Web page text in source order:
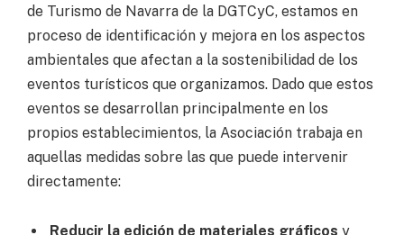
de Turismo de Navarra de la DGTCyC, estamos en
proceso de identificación y mejora en los aspectos
ambientales que afectan a la sostenibilidad de los
eventos turísticos que organizamos. Dado que estos
eventos se desarrollan principalmente en los
propios establecimientos, la Asociación trabaja en
aquellas medidas sobre las que puede intervenir
directamente:
Reducir la edición de materiales gráficos y